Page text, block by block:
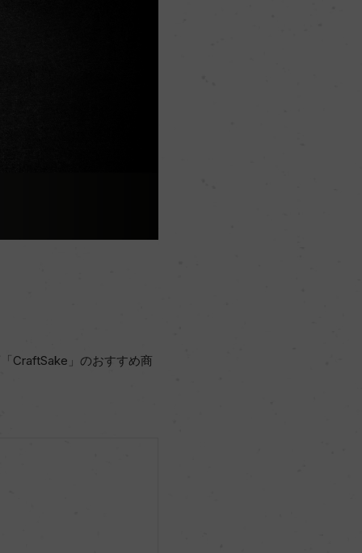
CraftSake」のおすすめ商